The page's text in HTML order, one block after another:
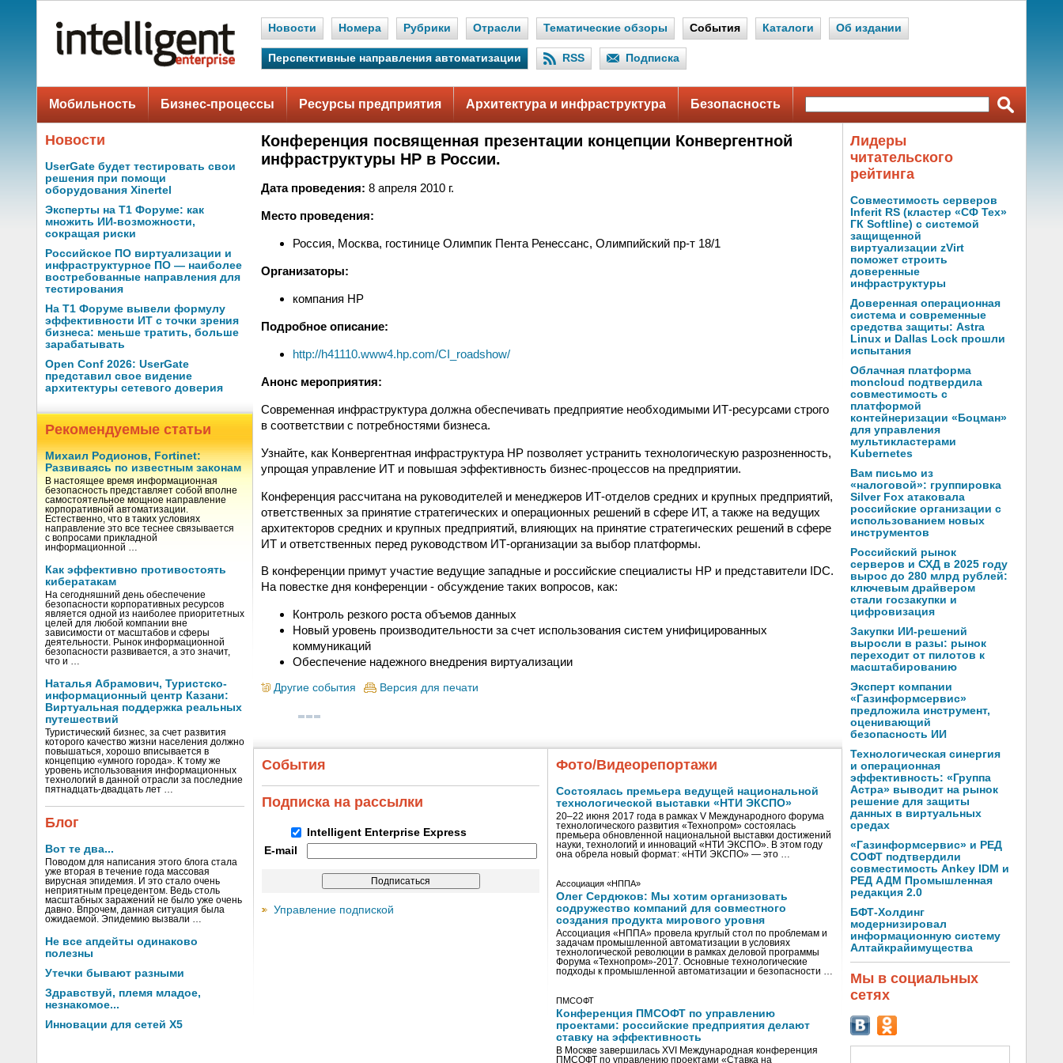
Новости Номера Рубрики Отрасли Тематические обзоры События Каталоги Об издании
Перспективные направления автоматизации RSS Подписка
Мобильность Бизнес-процессы Ресурсы предприятия Архитектура и инфраструктура Безопасность
Новости
UserGate будет тестировать свои
решения при помощи
оборудования Xinertel
Эксперты на Т1 Форуме: как
множить ИИ-возможности,
сокращая риски
Российское ПО виртуализации и
инфраструктурное ПО — наиболее
востребованные направления для
тестирования
На Т1 Форуме вывели формулу
эффективности ИТ с точки зрения
бизнеса: меньше тратить, больше
зарабатывать
Open Conf 2026: UserGate
представил свое видение
архитектуры сетевого доверия
Рекомендуемые статьи
Михаил Родионов, Fortinet:
Развиваясь по известным законам
В настоящее время информационная
безопасность представляет собой вполне
самостоятельное мощное направление
корпоративной автоматизации.
Естественно, что в таких условиях
направление это все теснее связывается
с вопросами прикладной
информационной …
Как эффективно противостоять
кибератакам
На сегодняшний день обеспечение
безопасности корпоративных ресурсов
является одной из наиболее приоритетных
целей для любой компании вне
зависимости от масштабов и сферы
деятельности. Рынок информационной
безопасности развивается, а это значит,
что и …
Наталья Абрамович, Туристско-
информационный центр Казани:
Виртуальная поддержка реальных
путешествий
Туристический бизнес, за счет развития
которого качество жизни населения должно
повышаться, хорошо вписывается в
концепцию «умного города». К тому же
уровень использования информационных
технологий в данной отрасли за последние
пятнадцать-двадцать лет …
Блог
Вот те два...
Поводом для написания этого блога стала
уже вторая в течение года массовая
вирусная эпидемия. И это стало очень
неприятным прецедентом. Ведь столь
масштабных заражений не было уже очень
давно. Впрочем, данная ситуация была
ожидаемой. Эпидемию вызвали …
Не все апдейты одинаково
полезны
Утечки бывают разными
Здравствуй, племя младое,
незнакомое...
Инновации для сетей X5
Конференция посвященная презентации концепции Конвергентной
инфраструктуры НР в России.
Дата проведения: 8 апреля 2010 г.
Место проведения:
Россия, Москва, гостинице Олимпик Пента Ренессанс, Олимпийский пр-т 18/1
Организаторы:
компания НР
Подробное описание:
http://h41110.www4.hp.com/CI_roadshow/
Анонс мероприятия:
Современная инфраструктура должна обеспечивать предприятие необходимыми ИТ-ресурсами строго
в соответствии с потребностями бизнеса.
Узнайте, как Конвергентная инфраструктура HP позволяет устранить технологическую разрозненность,
упрощая управление ИТ и повышая эффективность бизнес-процессов на предприятии.
Конференция рассчитана на руководителей и менеджеров ИТ-отделов средних и крупных предприятий,
ответственных за принятие стратегических и операционных решений в сфере ИТ, а также на ведущих
архитекторов средних и крупных предприятий, влияющих на принятие стратегических решений в сфере
ИТ и ответственных перед руководством ИТ-организации за выбор платформы.
В конференции примут участие ведущие западные и российские специалисты НР и представители IDC.
На повестке дня конференции - обсуждение таких вопросов, как:
Контроль резкого роста объемов данных
Новый уровень производительности за счет использования систем унифицированных
коммуникаций
Обеспечение надежного внедрения виртуализации
Другие события Версия для печати
События
Подписка на рассылки
Intelligent Enterprise Express
E-mail
Управление подпиской
Фото/Видеорепортажи
Состоялась премьера ведущей национальной
технологической выставки «НТИ ЭКСПО»
20–22 июня 2017 года в рамках V Международного форума
технологического развития «Технопром» состоялась
премьера обновленной национальной выставки достижений
науки, технологий и инноваций «НТИ ЭКСПО». В этом году
она обрела новый формат: «НТИ ЭКСПО» — это …
Ассоциация «НППА»
Олег Сердюков: Мы хотим организовать
содружество компаний для совместного
создания продукта мирового уровня
Ассоциация «НППА» провела круглый стол по проблемам и
задачам промышленной автоматизации в условиях
технологической революции в рамках деловой программы
Форума «Технопром»-2017. Основные технологические
подходы к промышленной автоматизации и безопасности …
ПМСОФТ
Конференция ПМСОФТ по управлению
проектами: российские предприятия делают
ставку на эффективность
В Москве завершилась XVI Международная конференция
ПМСОФТ по управлению проектами «Ставка на
Лидеры
читательского
рейтинга
Совместимость серверов
Inferit RS (кластер «СФ Тех»
ГК Softline) с системой
защищенной
виртуализации zVirt
поможет строить
доверенные
инфраструктуры
Доверенная операционная
система и современные
средства защиты: Astra
Linux и Dallas Lock прошли
испытания
Облачная платформа
moncloud подтвердила
совместимость с
платформой
контейнеризации «Боцман»
для управления
мультикластерами
Kubernetes
Вам письмо из
«налоговой»: группировка
Silver Fox атаковала
российские организации с
использованием новых
инструментов
Российский рынок
серверов и СХД в 2025 году
вырос до 280 млрд рублей:
ключевым драйвером
стали госзакупки и
цифровизация
Закупки ИИ-решений
выросли в разы: рынок
переходит от пилотов к
масштабированию
Эксперт компании
«Газинформсервис»
предложила инструмент,
оценивающий
безопасность ИИ
Технологическая синергия
и операционная
эффективность: «Группа
Астра» выводит на рынок
решение для защиты
данных в виртуальных
средах
«Газинформсервис» и РЕД
СОФТ подтвердили
совместимость Ankey IDM и
РЕД АДМ Промышленная
редакция 2.0
БФТ-Холдинг
модернизировал
информационную систему
Алтайкрайимущества
Мы в социальных
сетях